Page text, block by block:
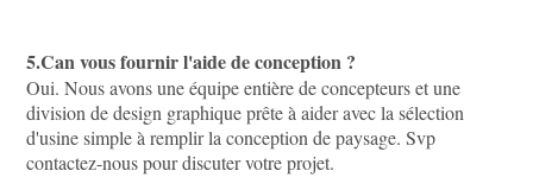
5.Can vous fournir l'aide de conception ?
Oui. Nous avons une équipe entière de concepteurs et une
division de design graphique prête à aider avec la sélection
d'usine simple à remplir la conception de paysage. Svp
contactez-nous pour discuter votre projet.